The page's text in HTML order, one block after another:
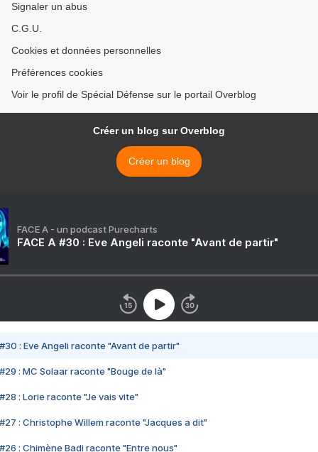
Signaler un abus
C.G.U.
Cookies et données personnelles
Préférences cookies
Voir le profil de Spécial Défense sur le portail Overblog
Créer un blog sur Overblog
Créer un blog
FACE A - un podcast Purecharts
FACE A #30 : Eve Angeli raconte "Avant de partir"
#30 : Eve Angeli raconte "Avant de partir"
#29 : MC Solaar raconte "Bouge de là"
#28 : Lorie raconte "Je vais vite"
#27 : Christophe Willem raconte "Jacques a dit"
#26 : Chimène Badi raconte "Entre nous"